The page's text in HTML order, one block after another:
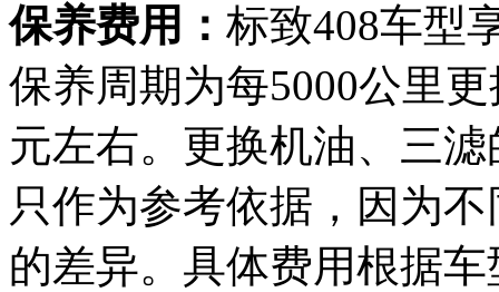
保养费用： 标致408车型
保养周期为每5000公里
元左右。更换机油、三
只作为参考依据，因为
的差异。具体费用根据